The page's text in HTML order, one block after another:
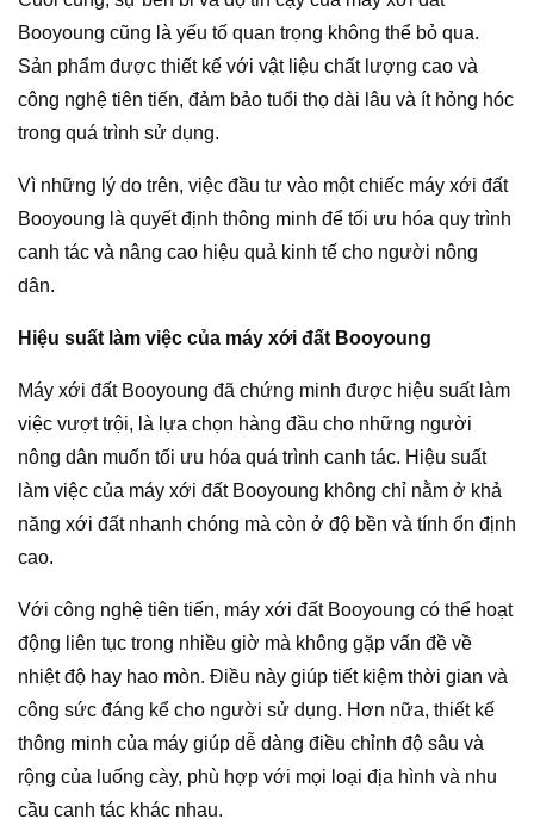
Booyoung cũng là yếu tố quan trọng không thể bỏ qua.
Sản phẩm được thiết kế với vật liệu chất lượng cao và
công nghệ tiên tiến, đảm bảo tuổi thọ dài lâu và ít hỏng hóc
trong quá trình sử dụng.
Vì những lý do trên, việc đầu tư vào một chiếc máy xới đất
Booyoung là quyết định thông minh để tối ưu hóa quy trình
canh tác và nâng cao hiệu quả kinh tế cho người nông
dân.
Hiệu suất làm việc của máy xới đất Booyoung
Máy xới đất Booyoung đã chứng minh được hiệu suất làm
việc vượt trội, là lựa chọn hàng đầu cho những người
nông dân muốn tối ưu hóa quá trình canh tác. Hiệu suất
làm việc của máy xới đất Booyoung không chỉ nằm ở khả
năng xới đất nhanh chóng mà còn ở độ bền và tính ổn định
cao.
Với công nghệ tiên tiến, máy xới đất Booyoung có thể hoạt
động liên tục trong nhiều giờ mà không gặp vấn đề về
nhiệt độ hay hao mòn. Điều này giúp tiết kiệm thời gian và
công sức đáng kể cho người sử dụng. Hơn nữa, thiết kế
thông minh của máy giúp dễ dàng điều chỉnh độ sâu và
rộng của luống cày, phù hợp với mọi loại địa hình và nhu
cầu canh tác khác nhau.